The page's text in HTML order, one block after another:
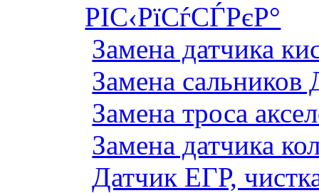
РІС‹РїСѓСЃРєР°
Замена датчика
Замена сальников
Замена троса
Замена датчика
Датчик ЕГР,